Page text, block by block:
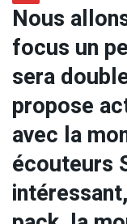
Nous
focus un
sera
propose
avec la
écouteurs